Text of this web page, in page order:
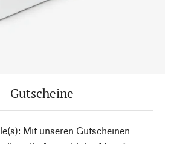
Gutscheine
Mit unseren Gutscheinen